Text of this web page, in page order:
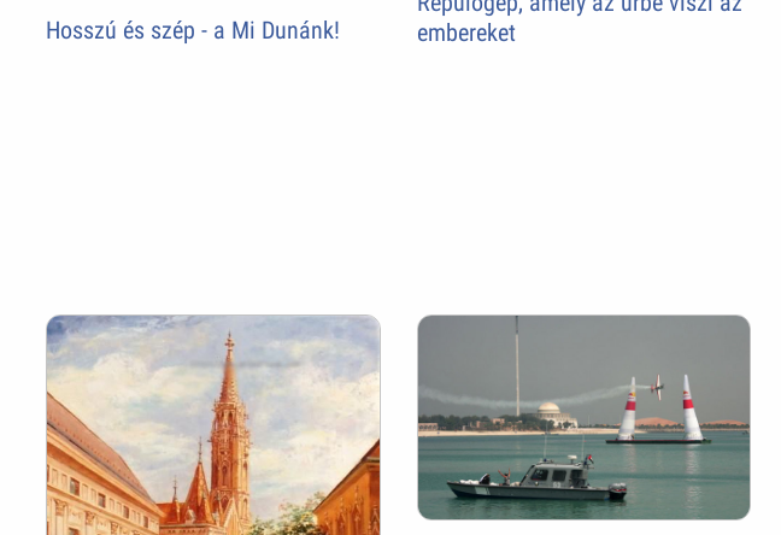
Hosszú és szép - a Mi Dunánk!
embereket